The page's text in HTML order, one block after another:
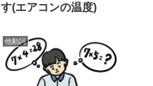
す(エアコンの温度)
他動詞